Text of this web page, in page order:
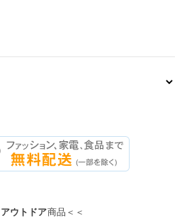
アウトドア商品＜＜